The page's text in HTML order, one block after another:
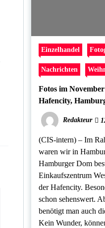
Einzelhandel
Nachrichten
Fotos im
Hafencity,
Redakteur
(CIS-intern) – Im
waren wir in
Hamburger Dom
Einkaufszentrum
der Hafencity.
schon sehenswert.
benötigt man auch
Kein Wunder,